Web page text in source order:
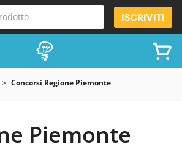
ISCRIVITI
Concorsi Regione Piemonte
Piemonte